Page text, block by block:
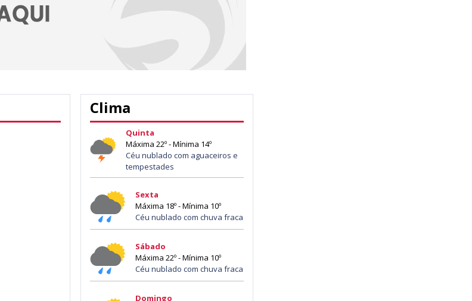
Clima
Quinta
Máxima 22º - Mínima 14º
Céu nublado com aguaceiros e
tempestades
Sexta
Máxima 18º - Mínima 10º
Céu nublado com chuva fraca
Sábado
Máxima 22º - Mínima 10º
Céu nublado com chuva fraca
Domingo